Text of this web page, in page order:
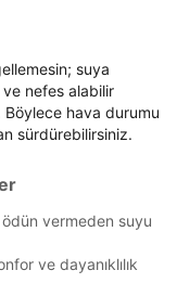
4
4
4
suya
ve nefes alabilir
hava durumu
sürdürebilirsiniz.
vermeden suyu
ve dayanıklılık
adresinize
harf karakter
harf
amacıyla
SMS
doğrulayın.
SMS
doğrulayın.